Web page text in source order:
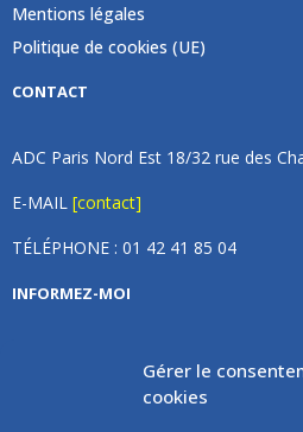
Gérer le
cookies
Mentions légales
Politique de cookies (UE)
CONTACT
ADC Paris Nord Est 18/32 rue des
E-MAIL [contact]
TÉLÉPHONE : 01 42 41 85 04
INFORMEZ-MOI
Inscrivez vous à notre
mois de nos nouvelles, aucun